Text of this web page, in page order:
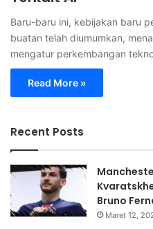
Baru-baru ini, kebijakan baru
buatan telah diumumkan,
mengatur perkembangan
Read More »
Recent Posts
Bruno
Maret 12,